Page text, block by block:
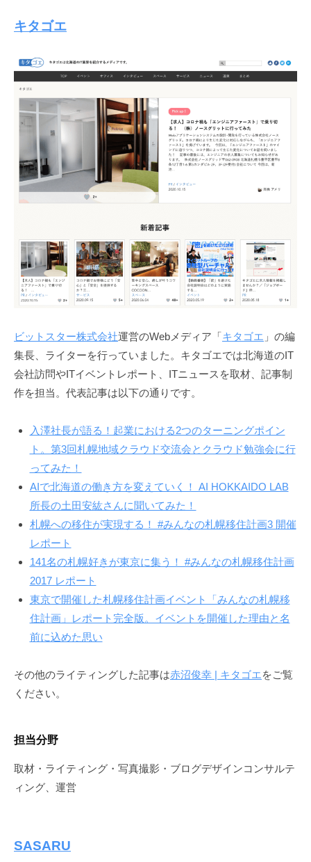
キタゴエ
ビットスター株式会社運営のWebメディア「キタゴエ 」の編
集長、ライターを行っていました。キタゴエでは北海道のIT
会社訪問やITイベントレポート、ITニュースを取材、記事制
作を担当。代表記事は以下の通りです。
入澤社長が語る！起業における2つのターニングポイン
ト。第3回札幌地域クラウド交流会とクラウド勉強会に行
ってみた！
AIで北海道の働き方を変えていく！ AI HOKKAIDO LAB
所長の土田安紘さんに聞いてみた！
札幌への移住が実現する！ #みんなの札幌移住計画3 開催
レポート
141名の札幌好きが東京に集う！ #みんなの札幌移住計画
2017 レポート
東京で開催した札幌移住計画イベント「みんなの札幌移
住計画」レポート完全版。イベントを開催した理由と名
前に込めた思い
その他のライティングした記事は赤沼俊幸 | キタゴエをご覧
ください。
担当分野
取材・ライティング・写真撮影・ブログデザインコンサルテ
ィング、運営
SASARU